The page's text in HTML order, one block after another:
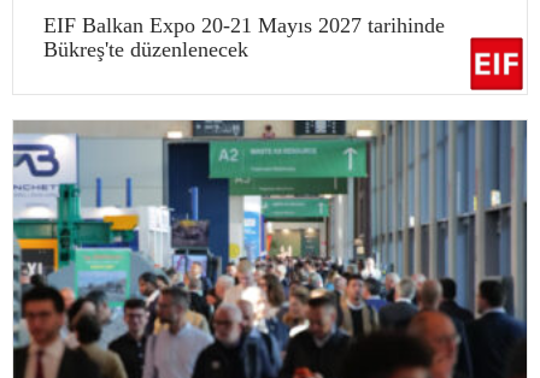
EIF Balkan Expo 20-21 Mayıs 2027 tarihinde
Bükreş'te düzenlenecek